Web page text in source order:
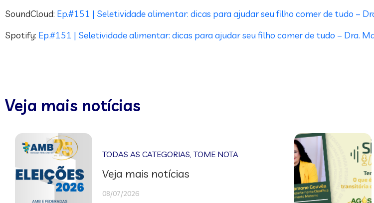
SoundCloud: Ep.#151 | Seletividade alimentar: dicas para ajudar seu filho comer de tudo –
Spotify: Ep.#151 | Seletividade alimentar: dicas para ajudar seu filho comer de tudo – Dra.
Veja mais notícias
TODAS AS CATEGORIAS,TOME NOTA
Veja mais notícias
08/07/2026